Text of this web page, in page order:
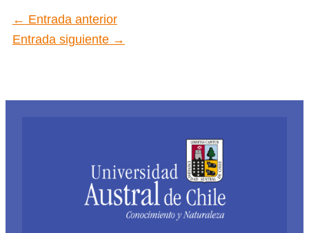
← Entrada anterior
Entrada siguiente →